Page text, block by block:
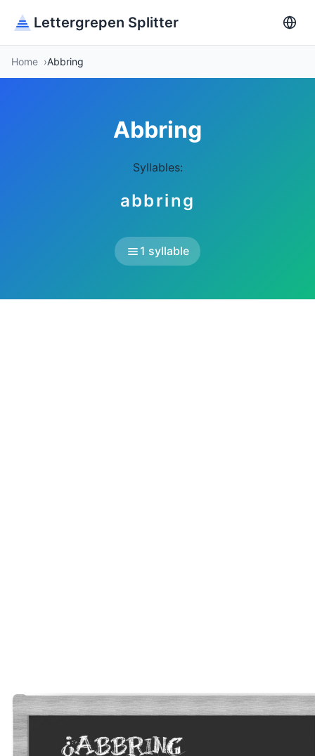
Lettergrepen Splitter
Home Abbring
Abbring
Syllables:
abbring
1 syllable